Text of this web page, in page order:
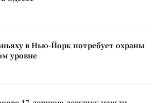
в Нью-Йорк потребует охраны
уровне